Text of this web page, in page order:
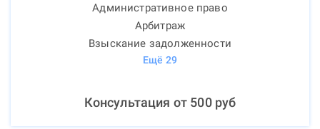
Административное право
Арбитраж
Взыскание задолженности
Ещё 29
Консультация от 500руб